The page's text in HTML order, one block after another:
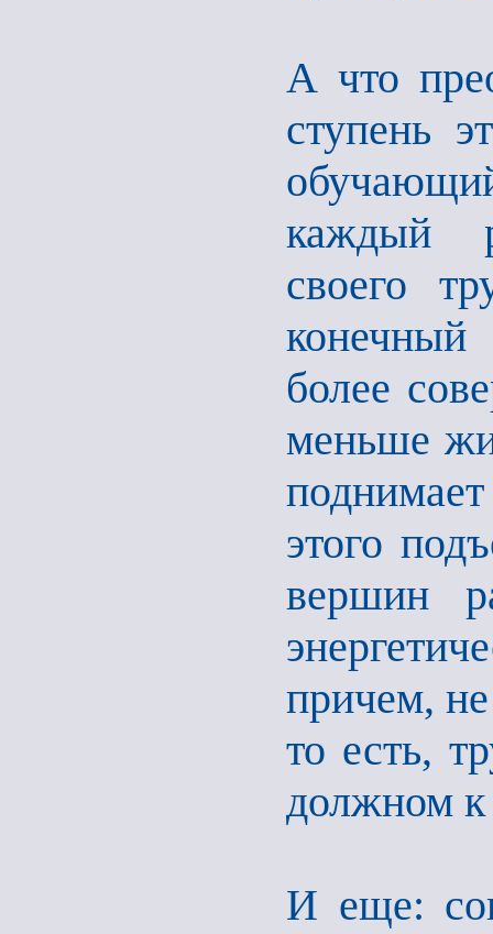
А что
ступень
каждый
своего
конечный
более
меньше
этого
вершин
причем,
то есть,
должном
И еще: